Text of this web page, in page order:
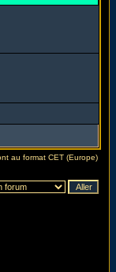
au format CET (Europe)